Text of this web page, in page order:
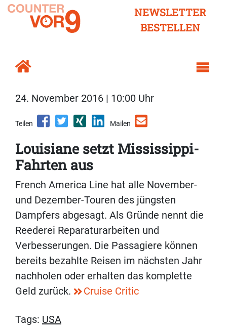
NEWSLETTER
BESTELLEN
24. November 2016 | 10:00 Uhr
Teilen Mailen
Louisiane setzt Mississippi-
Fahrten aus
French America Line hat alle November-
und Dezember-Touren des jüngsten
Dampfers abgesagt. Als Gründe nennt die
Reederei Reparaturarbeiten und
Verbesserungen. Die Passagiere können
bereits bezahlte Reisen im nächsten Jahr
nachholen oder erhalten das komplette
Geld zurück.
Cruise Critic
Tags: USA